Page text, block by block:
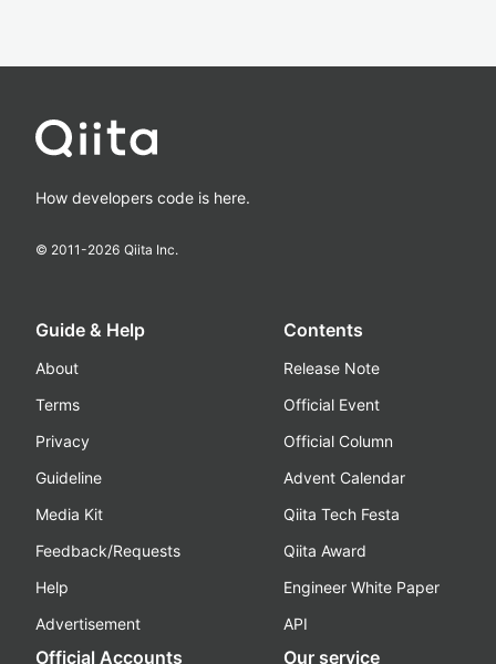
How developers code is here.
© 2011-2026 Qiita Inc.
Guide & Help
About
Terms
Privacy
Guideline
Media Kit
Feedback/Requests
Help
Advertisement
Contents
Release Note
Official Event
Official Column
Advent Calendar
Qiita Tech Festa
Qiita Award
Engineer White Paper
API
Official Accounts Our service